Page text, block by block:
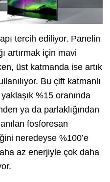
tercih ediliyor. Panelin
artırmak için mavi
üst katmanda ise artık
Bu çift katmanlı
%15 oranında
ya da parlaklığından
fosforesan
neredeyse %100’e
az enerjiyle çok daha